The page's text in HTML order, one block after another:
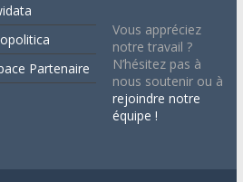
Partenaire
Vous appréciez
notre travail ?
N’hésitez pas à
nous soutenir ou à
rejoindre notre
équipe !